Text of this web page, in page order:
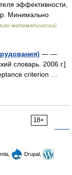
эффективности,
Минимально
математический
— —
словарь. 2006 г.]
criterion …
18+
Drupal,